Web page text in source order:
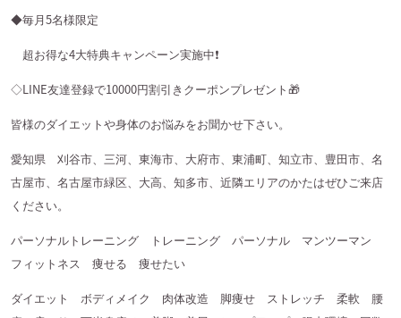
◆毎月5名様限定
超お得な4大特典キャンペーン実施中❗️
◇LINE友達登録で10000円割引きクーポンプレゼント🎁
皆様のダイエットや身体のお悩みをお聞かせ下さい。
愛知県 刈谷市、三河、東海市、大府市、東浦町、知立市、豊田市、名
古屋市、名古屋市緑区、大高、知多市、近隣エリアのかたはぜひご来店
ください。
パーソナルトレーニング トレーニング パーソナル マンツーマン
フィットネス 痩せる 痩せたい
ダイエット ボディメイク 肉体改造 脚痩せ ストレッチ 柔軟 腰